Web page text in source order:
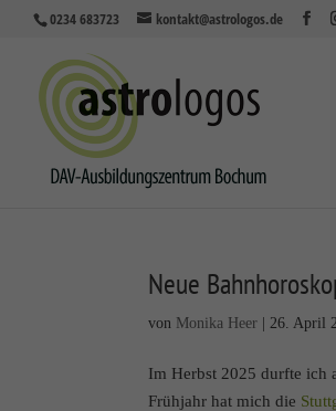
0234 683723 kontakt@astrologos.de
Neue
von Monika Heer |26. April
Im Herbst 2025 durfte ich
Frühjahr hat mich die